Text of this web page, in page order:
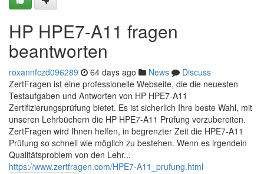
HP HPE7-A11 fragen
beantworten
roxannfczd096289 64 days ago News
Discuss
ZertFragen ist eine professionelle Webseite, die die neuesten
Testaufgaben und Antworten von HP HPE7-A11
Zertifizierungsprüfung bietet. Es ist sicherlich Ihre beste Wahl, mit
unseren Lehrbüchern die HP HPE7-A11 Prüfung vorzubereiten.
ZertFragen wird Ihnen helfen, in begrenzter Zeit die HPE7-A11
Prüfung so schnell wie möglich zu bestehen. Wenn es irgendein
Qualitätsproblem von den Lehr...
https://www.zertfragen.com/HPE7-A11_prufung.html